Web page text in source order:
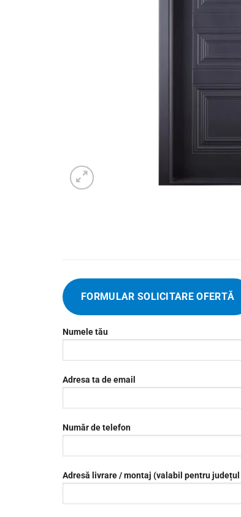
FORMULAR SOLICITARE OFERTĂ
Numele tău
Adresa ta de email
Număr de telefon
Adresă livrare / montaj (valabil pentru